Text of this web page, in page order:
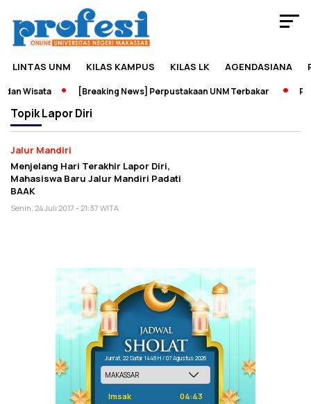
LINTAS UNM KILAS KAMPUS KILAS LK AGENDASIANA
Wisata [Breaking News] Perpustakaan UNM Terbakar
TopikLapor Diri
Jalur Mandiri
Menjelang Hari Terakhir Lapor Diri,
Mahasiswa Baru Jalur Mandiri Padati
BAAK
Senin, 24 Juli 2017 - 21:37 WITA
Jum'at, 22 Safar 1448 H / 07 Agustus 2026
Imsak 04:43